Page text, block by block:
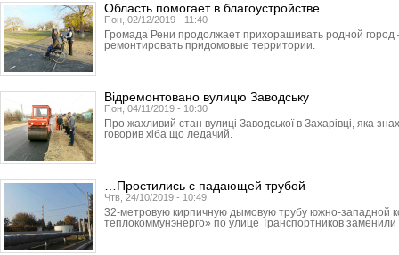
Область помогает в благоустройстве
Пон, 02/12/2019 - 11:40
Громада Рени продолжает прихорашивать родной город
ремонтировать придомовые территории.
Відремонтовано вулицю Заводську
Пон, 04/11/2019 - 10:30
Про жахливий стан вулиці Заводської в Захарівці, яка
говорив хіба що ледачий.
…Простились с падающей трубой
Чтв, 24/10/2019 - 10:49
32-метровую кирпичную дымовую трубу южно-западной
теплокоммунэнерго» по улице Транс­порт­ников